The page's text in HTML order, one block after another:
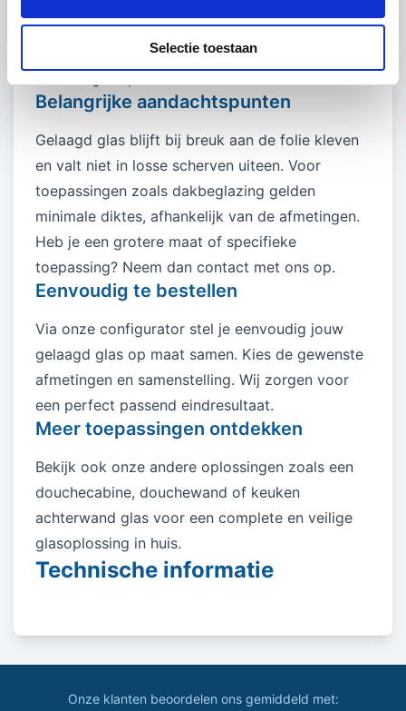
Selectie toestaan
wanneer de randen zichtbaar zijn. Afgeronde
hoeken zijn mogelijk, waarbij de randen altijd
Belangrijke aandachtspunten
Gelaagd glas blijft bij breuk aan de folie kleven
en valt niet in losse scherven uiteen. Voor
toepassingen zoals dakbeglazing gelden
minimale diktes, afhankelijk van de afmetingen.
Heb je een grotere maat of specifieke
toepassing? Neem dan contact met ons op.
Eenvoudig te bestellen
Via onze configurator stel je eenvoudig jouw
gelaagd glas op maat samen. Kies de gewenste
afmetingen en samenstelling. Wij zorgen voor
een perfect passend eindresultaat.
Meer toepassingen ontdekken
Bekijk ook onze andere oplossingen zoals een
douchecabine, douchewand of keuken
achterwand glas voor een complete en veilige
glasoplossing in huis.
Technische informatie
Onze klanten beoordelen ons gemiddeld met: